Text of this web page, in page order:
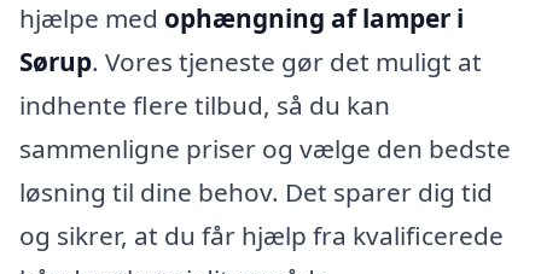
hjælpe med ophængning af lamper i
Sørup. Vores tjeneste gør det muligt at
indhente flere tilbud, så du kan
sammenligne priser og vælge den bedste
løsning til dine behov. Det sparer dig tid
og sikrer, at du får hjælp fra kvalificerede